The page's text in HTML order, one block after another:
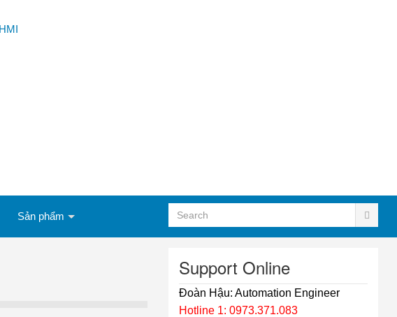
Sản phẩm
Support Online
Đoàn Hậu: Automation Engineer
Hotline 1: 0973.371.083